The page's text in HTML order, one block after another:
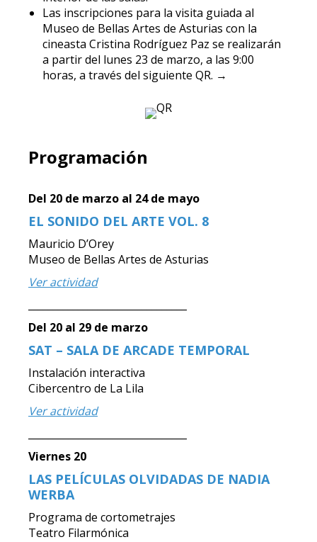
Las inscripciones para la visita guiada al
Museo de Bellas Artes de Asturias con la
cineasta Cristina Rodríguez Paz se realizarán
a partir del lunes 23 de marzo, a las 9:00
horas, a través del siguiente QR. →
Programación
Del 20 de marzo al 24 de mayo
EL SONIDO DEL ARTE VOL. 8
Mauricio D’Orey
Museo de Bellas Artes de Asturias
Ver actividad
Del 20 al 29 de marzo
SAT – SALA DE ARCADE TEMPORAL
Instalación interactiva
Cibercentro de La Lila
Ver actividad
Viernes 20
LAS PELÍCULAS OLVIDADAS DE NADIA
WERBA
Programa de cortometrajes
Teatro Filarmónica